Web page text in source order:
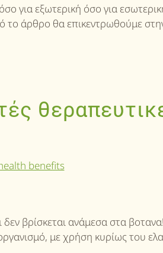
για εξωτερική όσο για
το άρθρο θα επικεντρωθούμε
βρίσκεται ανάμεσα στα
με χρήση κυρίως του